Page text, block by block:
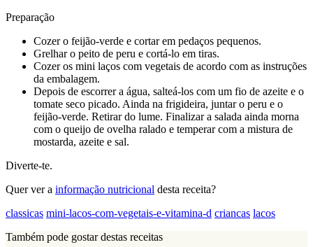
Preparação
Cozer o feijão-verde e cortar em pedaços pequenos.
Grelhar o peito de peru e cortá-lo em tiras.
Cozer os mini laços com vegetais de acordo com as instruções
da embalagem.
Depois de escorrer a água, salteá-los com um fio de azeite e o
tomate seco picado. Ainda na frigideira, juntar o peru e o
feijão-verde. Retirar do lume. Finalizar a salada ainda morna
com o queijo de ovelha ralado e temperar com a mistura de
mostarda, azeite e sal.
Diverte-te.
Quer ver a informação nutricional desta receita?
classicas mini-lacos-com-vegetais-e-vitamina-d criancas lacos
Também pode gostar destas receitas